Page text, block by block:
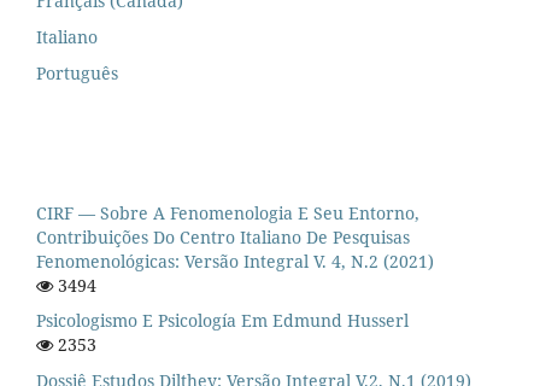
Italiano
Português
CIRF — Sobre A Fenomenologia E Seu Entorno,
Contribuições Do Centro Italiano De Pesquisas
Fenomenológicas: Versão Integral V. 4, N.2 (2021)
3494
Psicologismo E Psicología Em Edmund Husserl
2353
Dossiê Estudos Dilthey: Versão Integral V.2, N.1 (2019)